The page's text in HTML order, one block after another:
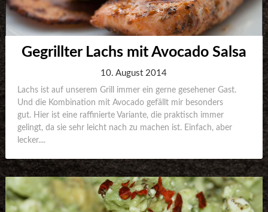
Gegrillter Lachs mit Avocado Salsa
10. August 2014
Lachs ist auf unserem Grill immer ein gerne gesehener Gast.
Und die Kombination mit Avocado gefällt mir besonders
gut. Hier ist eine raffinierte Variante, die praktisch immer
gelingt, da sie sehr leicht nach zu machen ist. Einfach, aber
lecker....